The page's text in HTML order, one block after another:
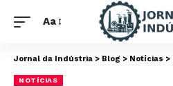
Aa
Jornal da Indústria > Blog > Notícias >
NOTÍCIAS